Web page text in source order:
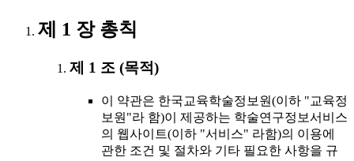
제 1 장 총칙
제 1 조 (목적)
이 약관은 한국교육학술정보원(이하 "교육정
보원"라 함)이 제공하는 학술연구정보서비스
의 웹사이트(이하 "서비스" 라함)의 이용에
관한 조건 및 절차와 기타 필요한 사항을 규